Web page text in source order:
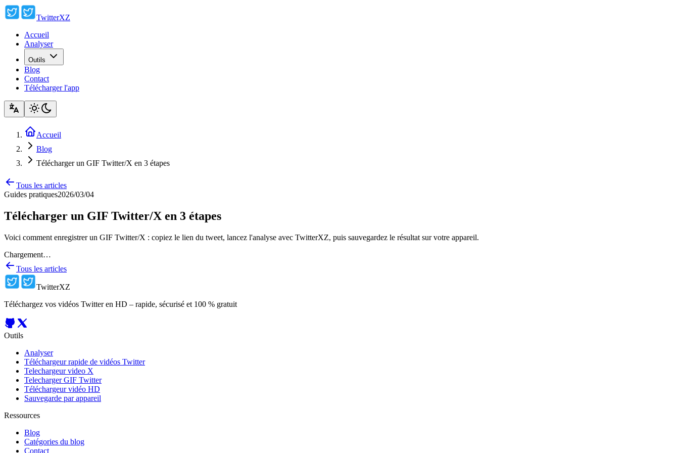
TwitterXZ
Accueil
Analyser
Outils
Blog
Contact
Télécharger l'app
Accueil
Blog
Télécharger un GIF Twitter/X en 3 étapes
Tous les articles
Guides pratiques2026/03/04
Télécharger un GIF Twitter/X en 3 étapes
Voici comment enregistrer un GIF Twitter/X : copiez le lien du tweet, lancez l'analyse avec TwitterXZ, puis sauvegardez le résultat sur votre appareil.
Chargement…
Tous les articles
TwitterXZ
Téléchargez vos vidéos Twitter en HD – rapide, sécurisé et 100 % gratuit
Outils
Analyser
Téléchargeur rapide de vidéos Twitter
Telechargeur video X
Telecharger GIF Twitter
Téléchargeur vidéo HD
Sauvegarde par appareil
Ressources
Blog
Catégories du blog
Contact